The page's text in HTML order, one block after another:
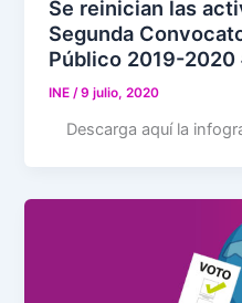
Se reinician las
Segunda
Público 2019-2020
INE/9 julio, 2020
Descarga aquí la